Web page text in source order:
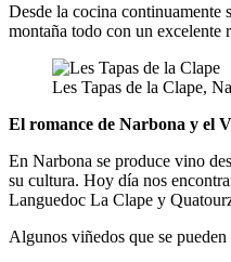
Desde la cocina continuamente
montaña todo con un excelente
Les Tapas de la Clape,
El romance de Narbona y el
En Narbona se produce vino
su cultura. Hoy día nos
Languedoc La Clape y
Algunos viñedos que se pueden